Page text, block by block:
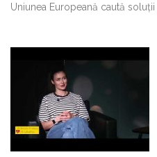
Uniunea Europeană caută